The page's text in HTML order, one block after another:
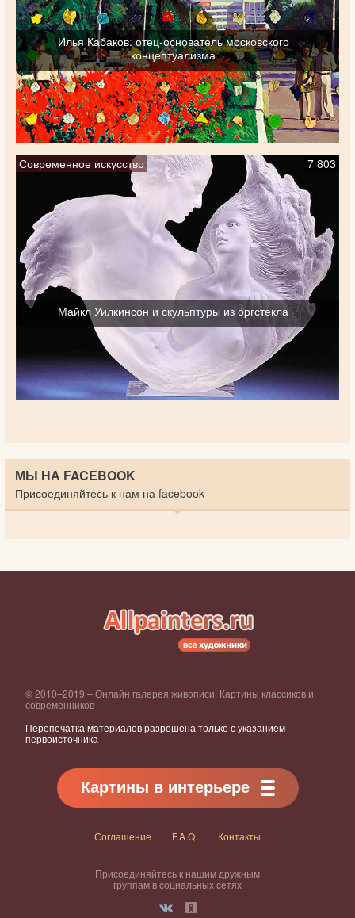
Илья Кабаков: отец-основатель московского
концептуализма
Современное искусство 7 803
Майкл Уилкинсон и скульптуры из оргстекла
МЫ НА FACEBOOK
Присоединяйтесь к нам на facebook
© 2010–2019 – Онлайн галерея живописи. Картины классиков и
современников
Перепечатка материалов разрешена только с указанием
первоисточника
Картины в интерьере
Соглашение F.A.Q. Контакты
Присоединяйтесь к нашим дружным
группам в социальных сетях